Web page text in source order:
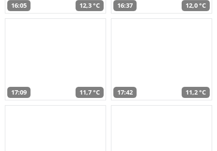
16:05 12,3 °C 16:37 12,0 °C
17:09 11,7 °C 17:42 11,2 °C